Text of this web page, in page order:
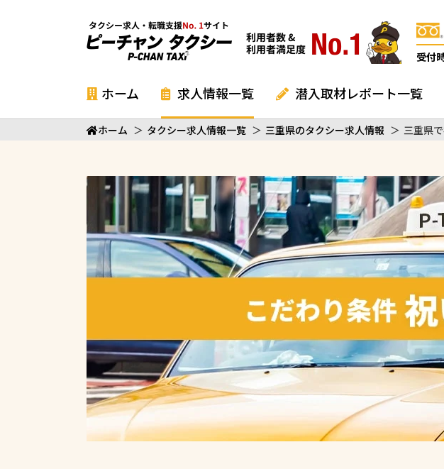
受付
ホーム 求人情報一覧 潜入取材レポート一覧
ホーム ＞ タクシー求人情報一覧 ＞ 三重県のタクシー求人情報 ＞ 三重県